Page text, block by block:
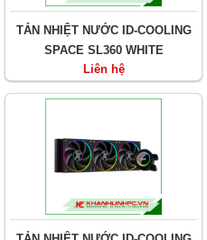
TẢN NHIỆT NƯỚC ID-COOLING
SPACE SL360 WHITE
Liên hệ